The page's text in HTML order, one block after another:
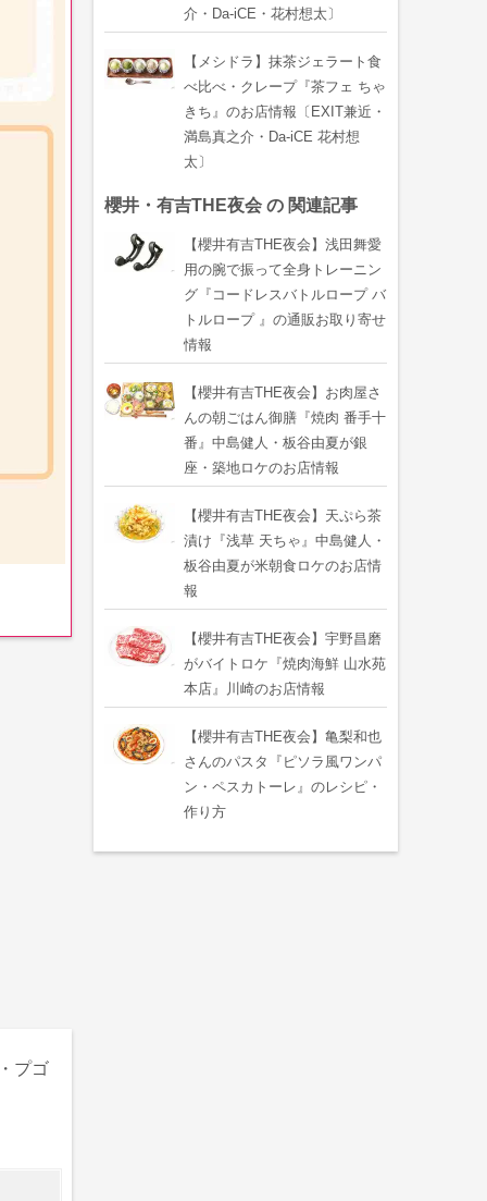
プゴ
介・Da-iCE・花村想太〕
【メシドラ】抹茶ジェラート食
べ比べ・クレープ『茶フェ ちゃ
きち』のお店情報〔EXIT兼近・
満島真之介・Da-iCE 花村想
太〕
櫻井・有吉THE夜会 の 関連記事
【櫻井有吉THE夜会】浅田舞愛
用の腕で振って全身トレーニン
グ『コードレスバトルロープ バ
トルロープ 』の通販お取り寄せ
情報
【櫻井有吉THE夜会】お肉屋さ
んの朝ごはん御膳『焼肉 番手十
番』中島健人・板谷由夏が銀
座・築地ロケのお店情報
【櫻井有吉THE夜会】天ぷら茶
漬け『浅草 天ちゃ』中島健人・
板谷由夏が米朝食ロケのお店情
報
【櫻井有吉THE夜会】宇野昌磨
がバイトロケ『焼肉海鮮 山水苑
本店』川崎のお店情報
【櫻井有吉THE夜会】亀梨和也
さんのパスタ『ピソラ風ワンパ
ン・ペスカトーレ』のレシピ・
作り方